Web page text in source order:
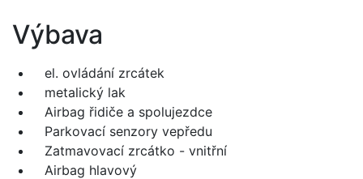
Výbava
el. ovládání zrcátek
metalický lak
Airbag řidiče a spolujezdce
Parkovací senzory vepředu
Zatmavovací zrcátko - vnitřní
Airbag hlavový